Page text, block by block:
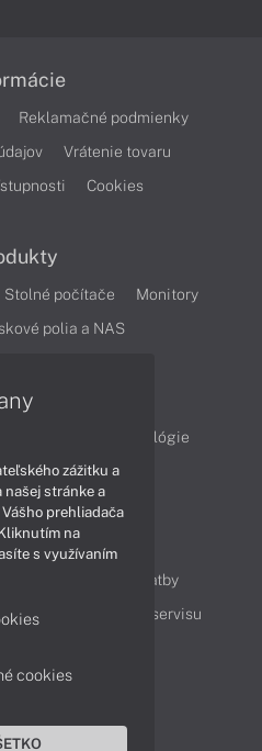
Reklamačné podmienky
Vrátenie tovaru
Cookies
Stolné počítače
Monitory
polia a NAS
Technológie
doručenia a platby
služby Cenník servisu
Obchodné oddelenie
zážitku a
našej stránke a
prehliadača
na
s využívaním
cookies